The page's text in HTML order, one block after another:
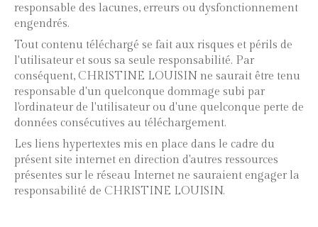
responsable des lacunes, erreurs ou dysfonctionnement
engendrés.
Tout contenu téléchargé se fait aux risques et périls de
l'utilisateur et sous sa seule responsabilité. Par
conséquent, CHRISTINE LOUISIN ne saurait être tenu
responsable d'un quelconque dommage subi par
l'ordinateur de l'utilisateur ou d'une quelconque perte de
données consécutives au téléchargement.
Les liens hypertextes mis en place dans le cadre du
présent site internet en direction d'autres ressources
présentes sur le réseau Internet ne sauraient engager la
responsabilité de CHRISTINE LOUISIN.